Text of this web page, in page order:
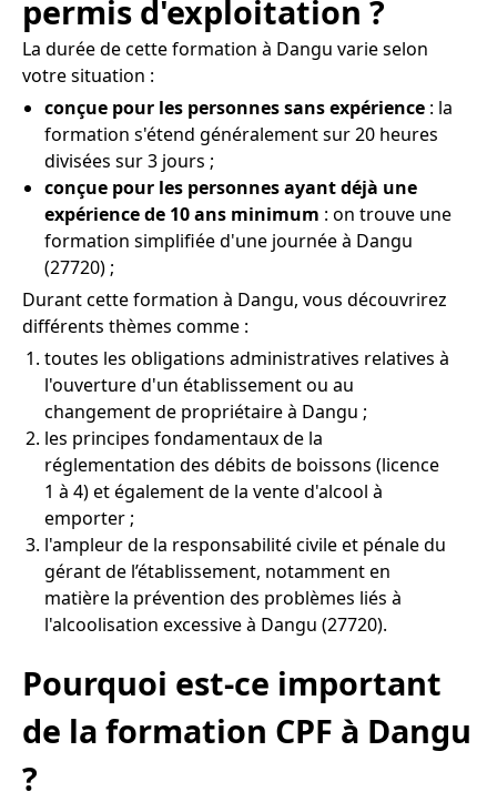
permis d'exploitation ?
La durée de cette formation à Dangu varie selon
votre situation :
conçue pour les personnes sans expérience : la
formation s'étend généralement sur 20 heures
divisées sur 3 jours ;
conçue pour les personnes ayant déjà une
expérience de 10 ans minimum : on trouve une
formation simplifiée d'une journée à Dangu
(27720) ;
Durant cette formation à Dangu, vous découvrirez
différents thèmes comme :
toutes les obligations administratives relatives à
l'ouverture d'un établissement ou au
changement de propriétaire à Dangu ;
les principes fondamentaux de la
réglementation des débits de boissons (licence
1 à 4) et également de la vente d'alcool à
emporter ;
l'ampleur de la responsabilité civile et pénale du
gérant de l’établissement, notamment en
matière la prévention des problèmes liés à
l'alcoolisation excessive à Dangu (27720).
Pourquoi est-ce important
de la formation CPF à Dangu
?